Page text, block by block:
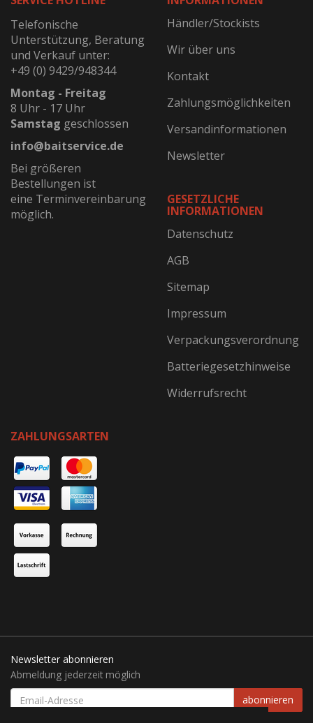
Telefonische
Unterstützung, Beratung
und Verkauf unter:
+49 (0) 9429/948344
Montag - Freitag
8 Uhr - 17 Uhr
Samstag geschlossen
info@baitservice.de
Bei größeren
Bestellungen ist
eine Terminvereinbarung
möglich.
Händler/Stockists
Wir über uns
Kontakt
Zahlungsmöglichkeiten
Versandinformationen
Newsletter
GESETZLICHE
INFORMATIONEN
Datenschutz
AGB
Sitemap
Impressum
Verpackungsverordnung
Batteriegesetzhinweise
Widerrufsrecht
ZAHLUNGSARTEN
Newsletter abonnieren
Abmeldung jederzeit möglich
EMAIL-
ADRESSE
abonnieren